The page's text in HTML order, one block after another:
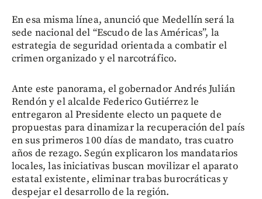
En esa misma línea, anunció que Medellín será la
sede nacional del “Escudo de las Américas”, la
estrategia de seguridad orientada a combatir el
crimen organizado y el narcotráfico.
Ante este panorama, el gobernador Andrés Julián
Rendón y el alcalde Federico Gutiérrez le
entregaron al Presidente electo un paquete de
propuestas para dinamizar la recuperación del país
en sus primeros 100 días de mandato, tras cuatro
años de rezago. Según explicaron los mandatarios
locales, las iniciativas buscan movilizar el aparato
estatal existente, eliminar trabas burocráticas y
despejar el desarrollo de la región.